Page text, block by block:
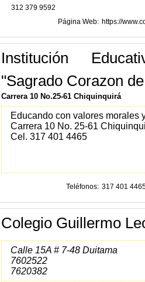
312 379 9592
Página Web
https://
Institución
"Sagrado Corazon
Carrera 10 No.25-61 Chiquinquirá
Educando con valores morales
Carrera 10 No. 25-61
Cel. 317 401 4465
Teléfonos 317 401
Colegio Guillermo
Calle 15A # 7-48 Duitama
7602522
7620382